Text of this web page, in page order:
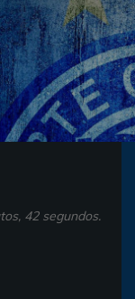
42 segundos.